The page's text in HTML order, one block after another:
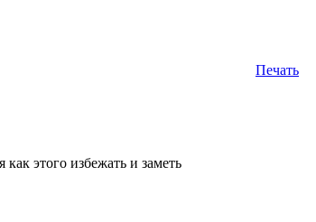
Печать
этого избежать и заметь